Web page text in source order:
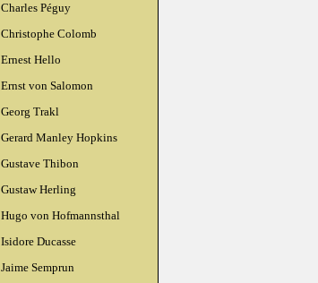
Charles Péguy
Christophe Colomb
Ernest Hello
Ernst von Salomon
Georg Trakl
Gerard Manley Hopkins
Gustave Thibon
Gustaw Herling
Hugo von Hofmannsthal
Isidore Ducasse
Jaime Semprun